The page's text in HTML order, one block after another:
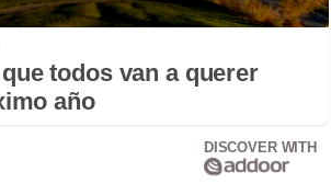
todos van a querer
año
DISCOVER WITH